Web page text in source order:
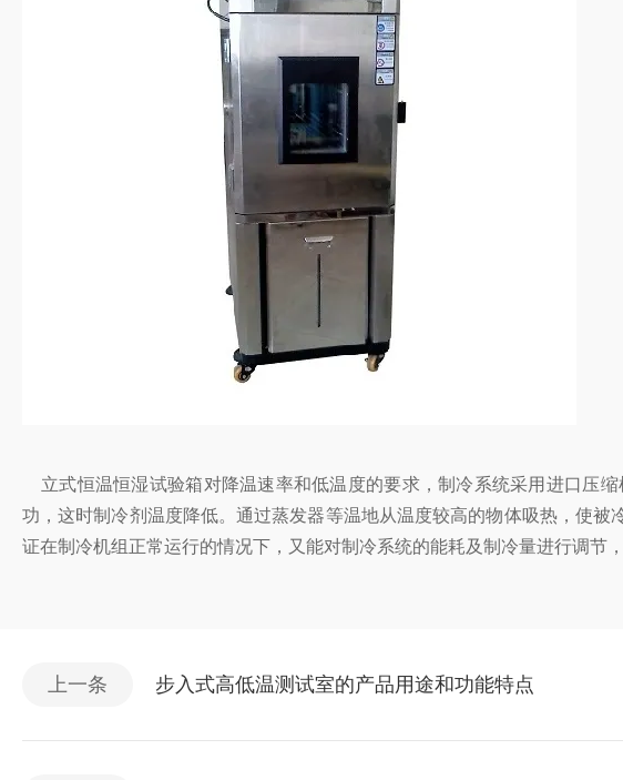
立式恒温恒湿试验箱对降温速率和低温度的要求，制冷系统采用进口压
功，这时制冷剂温度降低。通过蒸发器等温地从温度较高的物体吸热，使
证在制冷机组正常运行的情况下，又能对制冷系统的能耗及制冷量进行调节
上一条 步入式高低温测试室的产品用途和功能特点